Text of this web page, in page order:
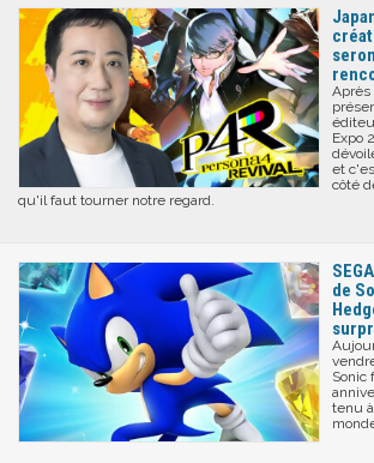
Après
Expo
et
côté
qu'il faut tourner notre regard.
de
Sonic
tenu